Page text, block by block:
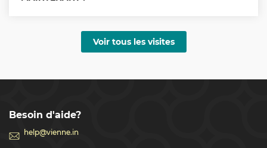
• Visite guidée du palais de la Hofburg et du musée
• Tour du Danube
• Voyage dans le temps à Vienne
Voir tous les visites
Besoin d'aide?
help@vienne.in